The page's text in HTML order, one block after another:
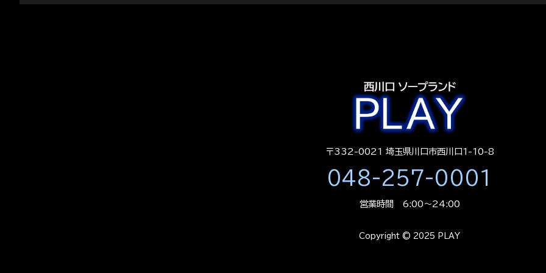
〒332-0021 埼玉県川口市西川口1-10-8
048-257-0001
営業時間 6:00～24:00
Copyright © 2025 PLAY